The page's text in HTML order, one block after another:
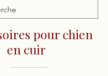
pour chien
en cuir